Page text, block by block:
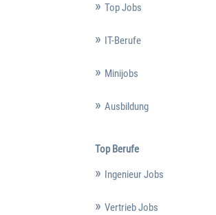
Top Jobs
IT-Berufe
Minijobs
Ausbildung
Top Berufe
Ingenieur Jobs
Vertrieb Jobs